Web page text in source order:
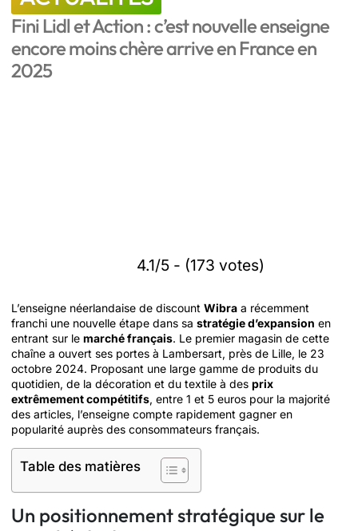
Fini Lidl et Action : c’est nouvelle enseigne
encore moins chère arrive en France en
2025
4.1/5 - (173 votes)
L’enseigne néerlandaise de discount Wibra a récemment
franchi une nouvelle étape dans sa stratégie d’expansion en
entrant sur le marché français. Le premier magasin de cette
chaîne a ouvert ses portes à Lambersart, près de Lille, le 23
octobre 2024. Proposant une large gamme de produits du
quotidien, de la décoration et du textile à des prix
extrêmement compétitifs, entre 1 et 5 euros pour la majorité
des articles, l’enseigne compte rapidement gagner en
popularité auprès des consommateurs français.
Table des matières
Un positionnement stratégique sur le